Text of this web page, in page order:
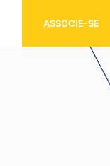
ASSOCIE-SE